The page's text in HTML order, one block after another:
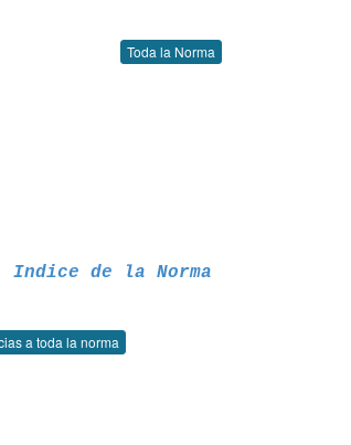
Toda la Norma
Indice de la Norma
a toda la norma